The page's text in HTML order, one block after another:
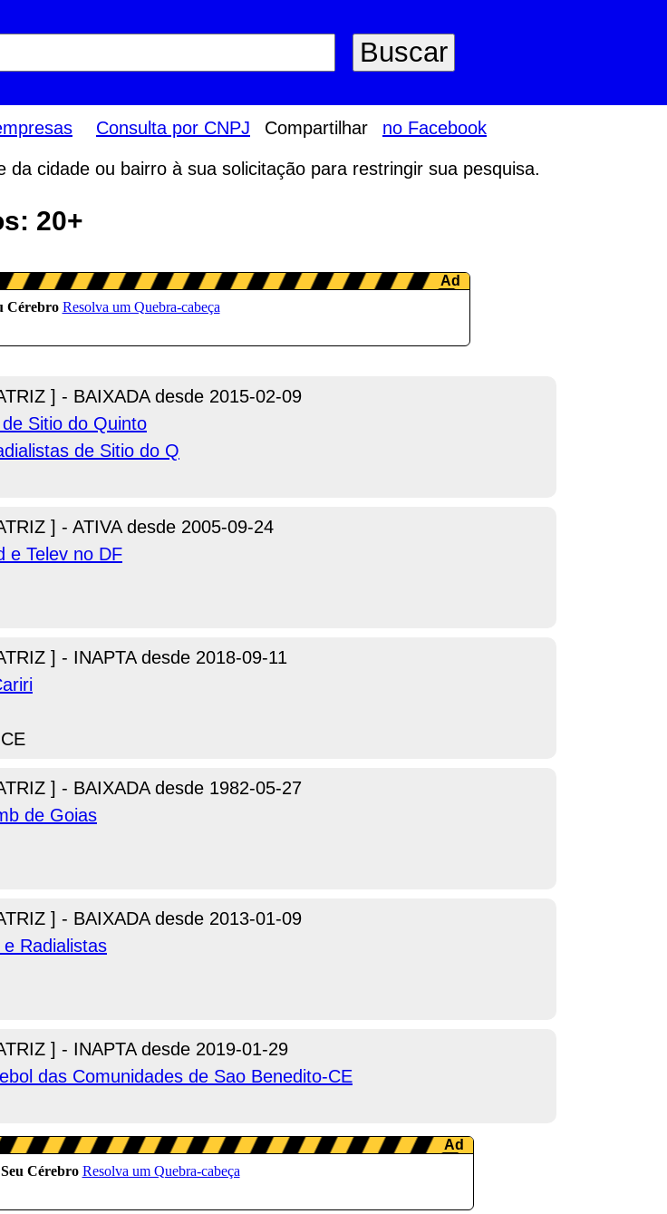
Consulta por CNPJ Compartilhar no Facebook
cidade ou bairro à sua solicitação para restringir sua pesquisa.
20+
] - BAIXADA desde 2015-02-09
Sitio do Quinto
de Sitio do Q
] - ATIVA desde 2005-09-24
e Telev no DF
] - INAPTA desde 2018-09-11
] - BAIXADA desde 1982-05-27
de Goias
] - BAIXADA desde 2013-01-09
Radialistas
] - INAPTA desde 2019-01-29
das Comunidades de Sao Benedito-CE